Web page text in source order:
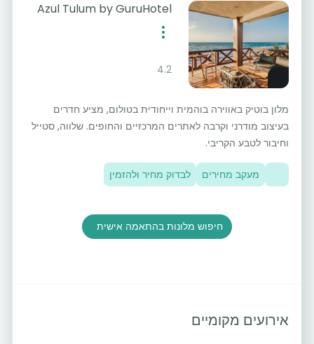
Azul Tulum by GuruHotel
4.2
מלון בוטיק באווירה בוהמית וייחודית בטולום, מציע חדרים
בעיצוב מודרני וקרבה לאתרים המרכזיים והחופים. שלווה, סטייל
וחיבור לטבע הקריבי.
מעקב מחירים לבדוק מחיר ולהזמין
חיפוש מלונות בהתאמה אישית
אירועים מקומיים